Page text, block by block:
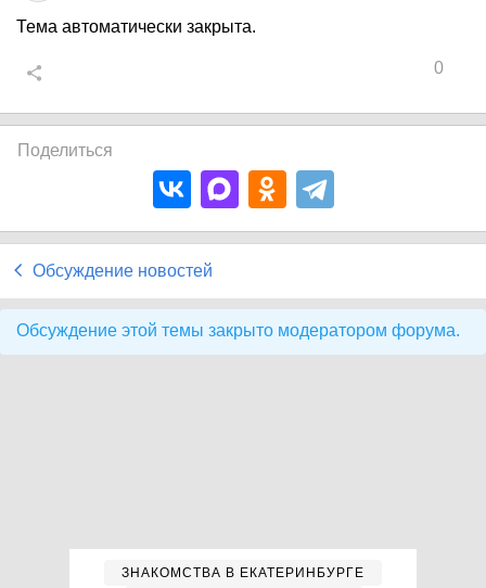
Тема автоматически закрыта.
0
Поделиться
Обсуждение новостей
Обсуждение этой темы закрыто модератором форума.
ЗНАКОМСТВА В ЕКАТЕРИНБУРГЕ